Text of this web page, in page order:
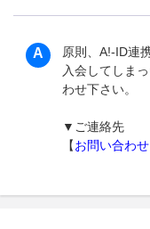
原則、A!-ID連
入会してしま
わせ下さい。
▼ご連絡先
【お問い合わ